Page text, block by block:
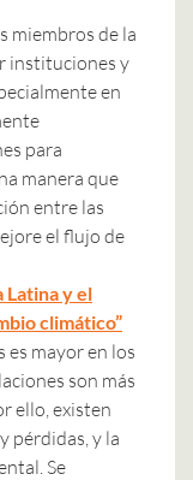
miembros de la
instituciones y
en
para
manera que
entre las
el flujo de
Latina y el
climático”
es mayor en los
son más
ello, existen
pérdidas, y la
Se